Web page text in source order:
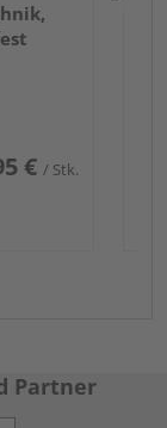
€ / Stk.
Partner